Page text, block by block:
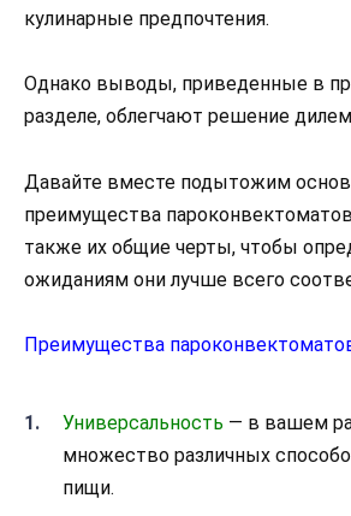
кулинарные предпочтения.
Однако выводы, приведенные в
разделе, облегчают решение
Давайте вместе подытожим
преимущества
также их общие черты, чтобы
ожиданиям они лучше всего
Преимущества
Универсальность — в вашем
множество различных
пищи.